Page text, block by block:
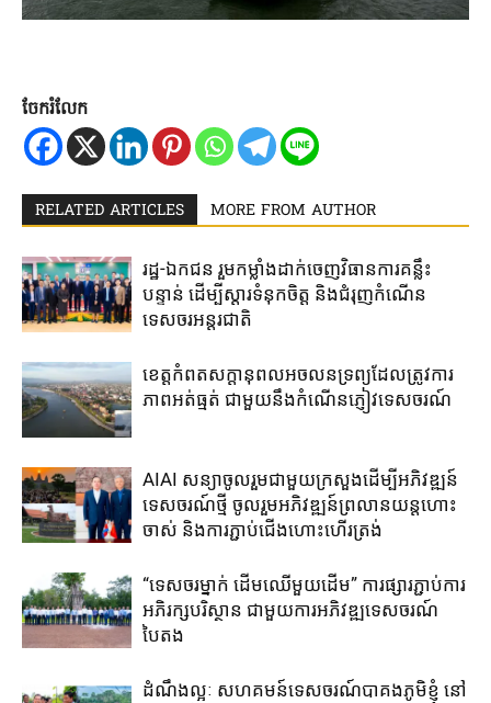
ចែករំលែក
RELATED ARTICLES MORE FROM AUTHOR
រដ្ឋ-ឯកជន ​រួម​កម្លាំង​ដាក់​ចេញ​វិធានការ​គន្លឹះ​
បន្ទាន់​ ដើម្បី​ស្តារ​ទំនុកចិត្ត ​និង​ជំរុញ​កំណើន​
ទេសចរ​អន្តរជាតិ​
ខេត្ត​កំពត​សក្តានុពល​អចលនទ្រព្យ​ដែល​ត្រូវ​ការ​
ភាពអត់ធ្មត់ ​ជាមួយ​នឹង​កំណើន​ភ្ញៀវទេសចរណ៍​
AIAI សន្យាចូលរួមជាមួយ​ក្រសួង​ដើម្បី​អភិវឌ្ឍន៍​
ទេសចរណ៍ថ្មី ចូលរួម​អភិវឌ្ឍន៍​ព្រលានយន្តហោះ​
ចាស់​ និង​ការ​ភ្ជាប់​ជើង​ហោះ​ហើរ​ត្រង់​
“ទេសចរម្នាក់ ដើមឈើមួយដើម” ការ​ផ្សារ​ភ្ជាប់​ការ​
អភិរក្សបរិស្ថាន​ ជាមួយកា​រ​អភិវឌ្ឍ​ទេសចរណ៍​
បៃតង
ដំណឹងល្អៈ សហគមន៍​ទេសចរណ៍​បាគង​ភូមិ​ខ្ញុំ ​នៅ​